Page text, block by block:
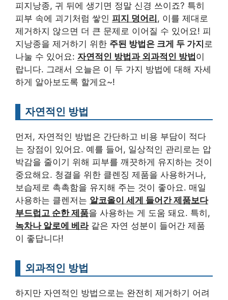
피지낭종, 귀 뒤에 생기면 정말 신경 쓰이죠? 특히
피부 속에 괴기처럼 쌓인 피지 덩어리 , 이를 제대로
제거하지 않으면 더 큰 문제로 이어질 수 있어요! 피
지낭종을 제거하기 위한 주된 방법은 크게 두 가지 로
나눌 수 있어요: 자연적인 방법과 외과적인 방법 이
랍니다. 그래서 오늘은 이 두 가지 방법에 대해 자세
하게 알아보도록 할게요~!
자연적인 방법
먼저, 자연적인 방법은 간단하고 비용 부담이 적다
는 장점이 있어요. 예를 들어, 일상적인 관리로는 압
박감을 줄이기 위해 피부를 깨끗하게 유지하는 것이
중요해요. 청결을 위한 클렌징 제품을 사용하거나,
보습제로 촉촉함을 유지해 주는 것이 좋아요. 매일
사용하는 클렌저는 알코올이 세게 들어간 제품보다
부드럽고 순한 제품을 사용하는 게 도움 돼요. 특히,
녹차나 알로에 베라같은 자연 성분이 들어간 제품
이 좋답니다!
외과적인 방법
하지만 자연적인 방법으로는 완전히 제거하기 어려